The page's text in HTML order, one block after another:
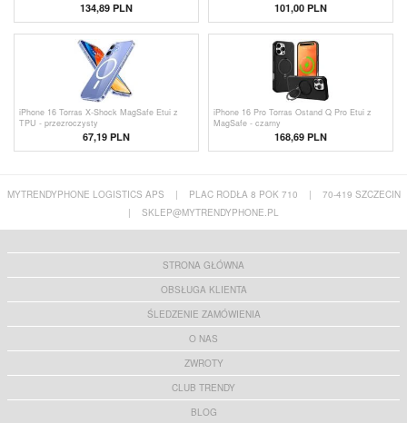
134,89 PLN
usuwania kurzu - 2 szt. - Przezroczysty
101,00 PLN
iPhone 16 Torras X-Shock MagSafe Etui z
TPU - przezroczysty
67,19 PLN
iPhone 16 Pro Torras Ostand Q Pro Etui z
MagSafe - czarny
168,69 PLN
MYTRENDYPHONE LOGISTICS APS | PLAC RODŁA 8 POK 710 |
70-419 SZCZECIN
|
SKLEP@MYTRENDYPHONE.PL
STRONA GŁÓWNA
OBSŁUGA KLIENTA
ŚLEDZENIE ZAMÓWIENIA
O NAS
ZWROTY
CLUB TRENDY
BLOG